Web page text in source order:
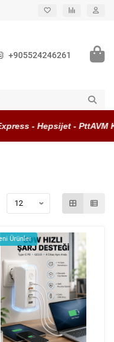
+905524246261
- Hepsijet - PttAVM
Ürünler